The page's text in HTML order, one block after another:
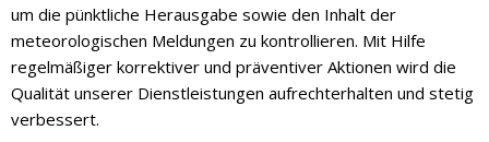
um die pünktliche Herausgabe sowie den Inhalt der
meteorologischen Meldungen zu kontrollieren. Mit Hilfe
regelmäßiger korrektiver und präventiver Aktionen wird die
Qualität unserer Dienstleistungen aufrechterhalten und stetig
verbessert.